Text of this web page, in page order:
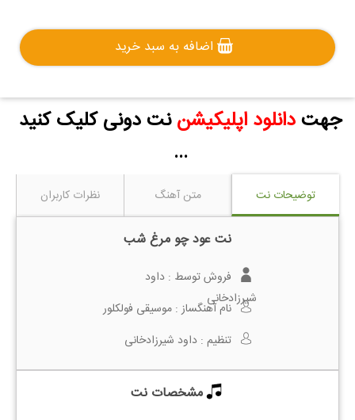
اضافه به سبد خرید
جهتدانلود اپلیکیشن نت دونی کلیک کنید
...
توضیحات نت متن آهنگ نظرات کاربران
نت عود چو مرغ شب
فروش توسط : داود
شیرزادخانی
نام آهنگساز : موسیقی فولکلور
تنظیم : داود شیرزادخانی
مشخصات نت